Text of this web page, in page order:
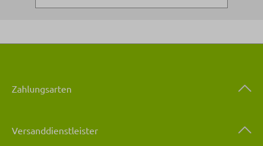
Zahlungsarten
Versanddienstleister